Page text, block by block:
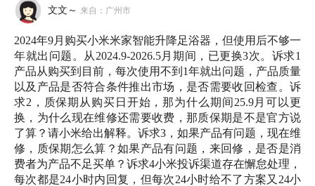
文文～ 来自：广州市
2024年9月购买小米米家智能升降足浴器，但使用后不够一
年就出问题。从2024.9-2026.5月期间，已更换3次。诉求1
产品从购买到目前，每次使用不到1年就出问题，产品质量
以及产品是否符合条件推出市场，是否需要收回检查。诉
求2，质保期从购买日开始，那为什么期间25.9月可以更
换，为什么现在维修还需要收费，那质保期是不是官方说
了算？请小米给出解释。诉求3，如果产品有问题，现在维
修，质保期怎么算？如果产品有问题，来回修，是否是消
费者为产品不足买单？诉求4小米投诉渠道存在懈怠处理，
每次都是24小时内回复，但每次24小时给不了方案又24小